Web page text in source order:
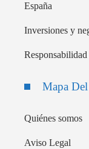
España
Inversiones y
Responsabilidad
Mapa
Quiénes somos
Aviso Legal